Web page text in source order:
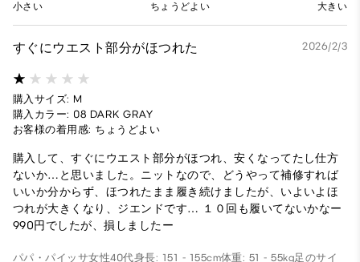
小さい ちょうどよい 大きい
すぐにウエスト部分がほつれた 2026/2/3
購入サイズ: M
購入カラー: 08 DARK GRAY
お客様の着用感: ちょうどよい
購入して、すぐにウエスト部分がほつれ、安くなってたし仕方
ないか…と思いました。ニットなので、どうやって補修すれば
いいか分からず、ほつれたまま履き続けましたが、いよいよほ
つれが大きくなり、ジエンドです… １０回も履いてないかなー
990円でしたが、損しましたー
パパ・パイッサ女性40代身長: 151 - 155cm体重: 51 - 55kg足のサイ